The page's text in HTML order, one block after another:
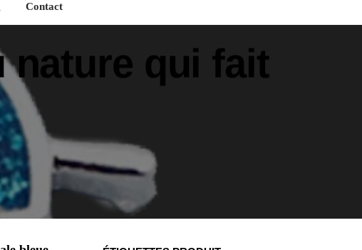
Contact
nature qui fait